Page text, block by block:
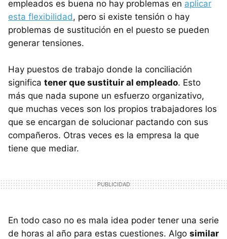
empleados es buena no hay problemas en aplicar
esta flexibilidad, pero si existe tensión o hay
problemas de sustitución en el puesto se pueden
generar tensiones.
Hay puestos de trabajo donde la conciliación
significa tener que sustituir al empleado. Esto
más que nada supone un esfuerzo organizativo,
que muchas veces son los propios trabajadores los
que se encargan de solucionar pactando con sus
compañeros. Otras veces es la empresa la que
tiene que mediar.
En todo caso no es mala idea poder tener una serie
de horas al año para estas cuestiones. Algo similar